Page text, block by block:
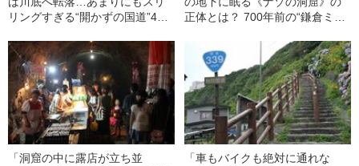
リングすぎる“開かずの国道”471
正体とは？ 700年前の“鎌倉ミス
「洞窟の中に露店が立ち並
「車もバイクも絶対に通れな